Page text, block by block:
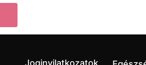
Joginyilatkozatok